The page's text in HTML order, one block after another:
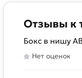
Отзывы к
Бокс в нишу
Нет оценок